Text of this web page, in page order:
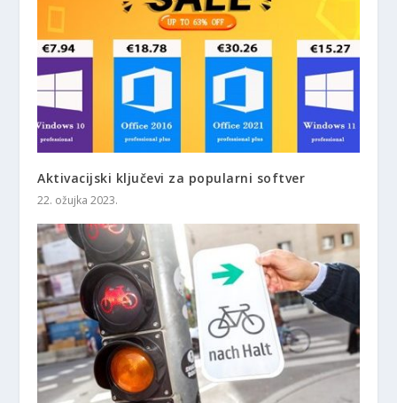
Aktivacijski ključevi za popularni softver
22. ožujka 2023.